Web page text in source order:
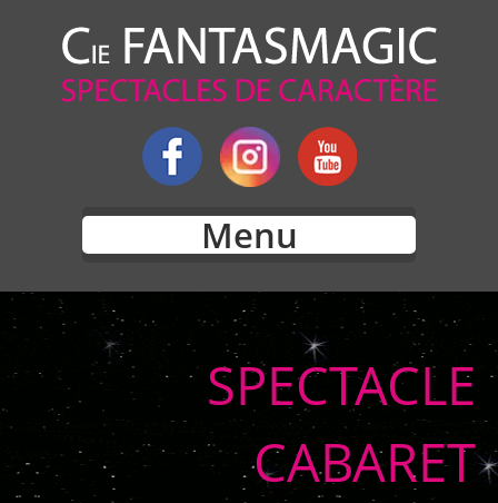
Menu
SPECTACLE
CABARET